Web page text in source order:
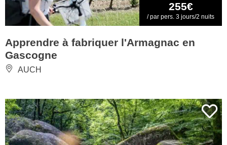
255€
/ par pers. 3 jours/2 nuits
Apprendre à fabriquer l'Armagnac en
Gascogne
AUCH